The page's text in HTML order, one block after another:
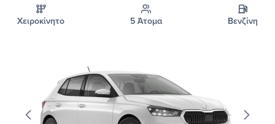
Χειροκίνητο 5 Άτομα Βενζίνη